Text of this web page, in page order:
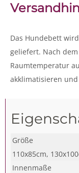
Das Hundebett
geliefert. Nach
Raumtemperatur
akklimatisieren
Größe
110x85cm,
Innenmaße